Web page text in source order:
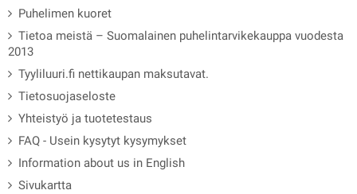
Puhelimen kuoret
Tietoa meistä – Suomalainen puhelintarvikekauppa vuodesta
2013
Tyyliluuri.fi nettikaupan maksutavat.
Tietosuojaseloste
Yhteistyö ja tuotetestaus
FAQ - Usein kysytyt kysymykset
Information about us in English
Sivukartta